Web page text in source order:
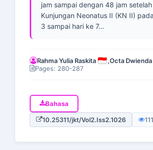
jam sampai dengan 48 jam setelah
Kunjungan Neonatus II (KN II)
3 sampai hari ke 7...
Rahma Yulia Raskita ,Octa
Pages: 280-287
Bahasa
10.25311/jkt/Vol2.Iss2.1026